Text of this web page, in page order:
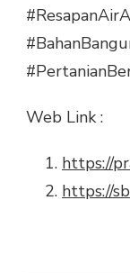
Web Link :
https://
https://